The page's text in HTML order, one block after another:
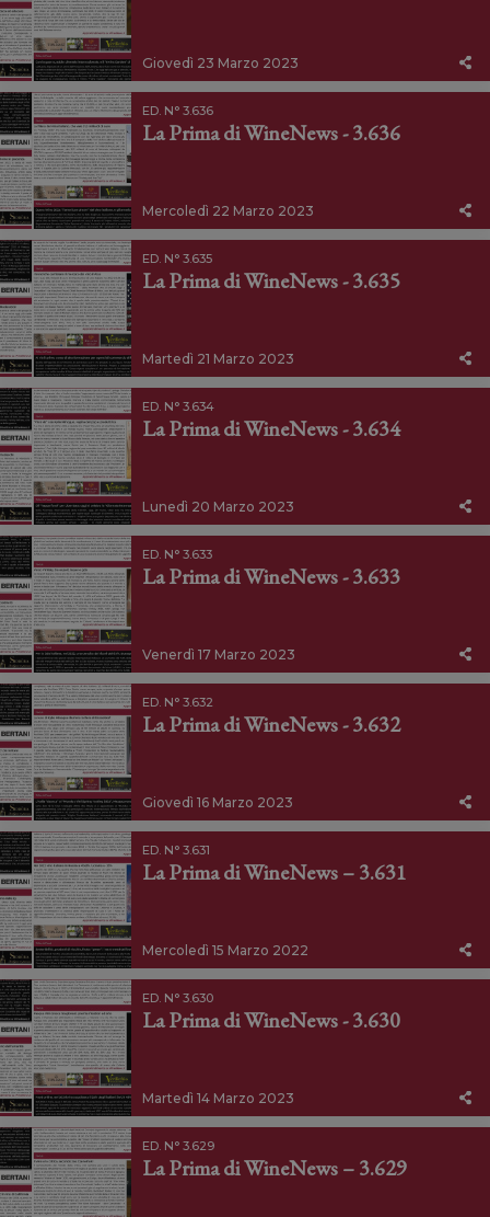
Giovedì 23 Marzo 2023
ED. N° 3.636
La Prima di WineNews - 3.636
Mercoledì 22 Marzo 2023
ED. N° 3.635
La Prima di WineNews - 3.635
Martedì 21 Marzo 2023
ED. N° 3.634
La Prima di WineNews - 3.634
Lunedì 20 Marzo 2023
ED. N° 3.633
La Prima di WineNews - 3.633
Venerdì 17 Marzo 2023
ED. N° 3.632
La Prima di WineNews - 3.632
Giovedì 16 Marzo 2023
ED. N° 3.631
La Prima di WineNews – 3.631
Mercoledì 15 Marzo 2022
ED. N° 3.630
La Prima di WineNews - 3.630
Martedì 14 Marzo 2023
ED. N° 3.629
La Prima di WineNews – 3.629